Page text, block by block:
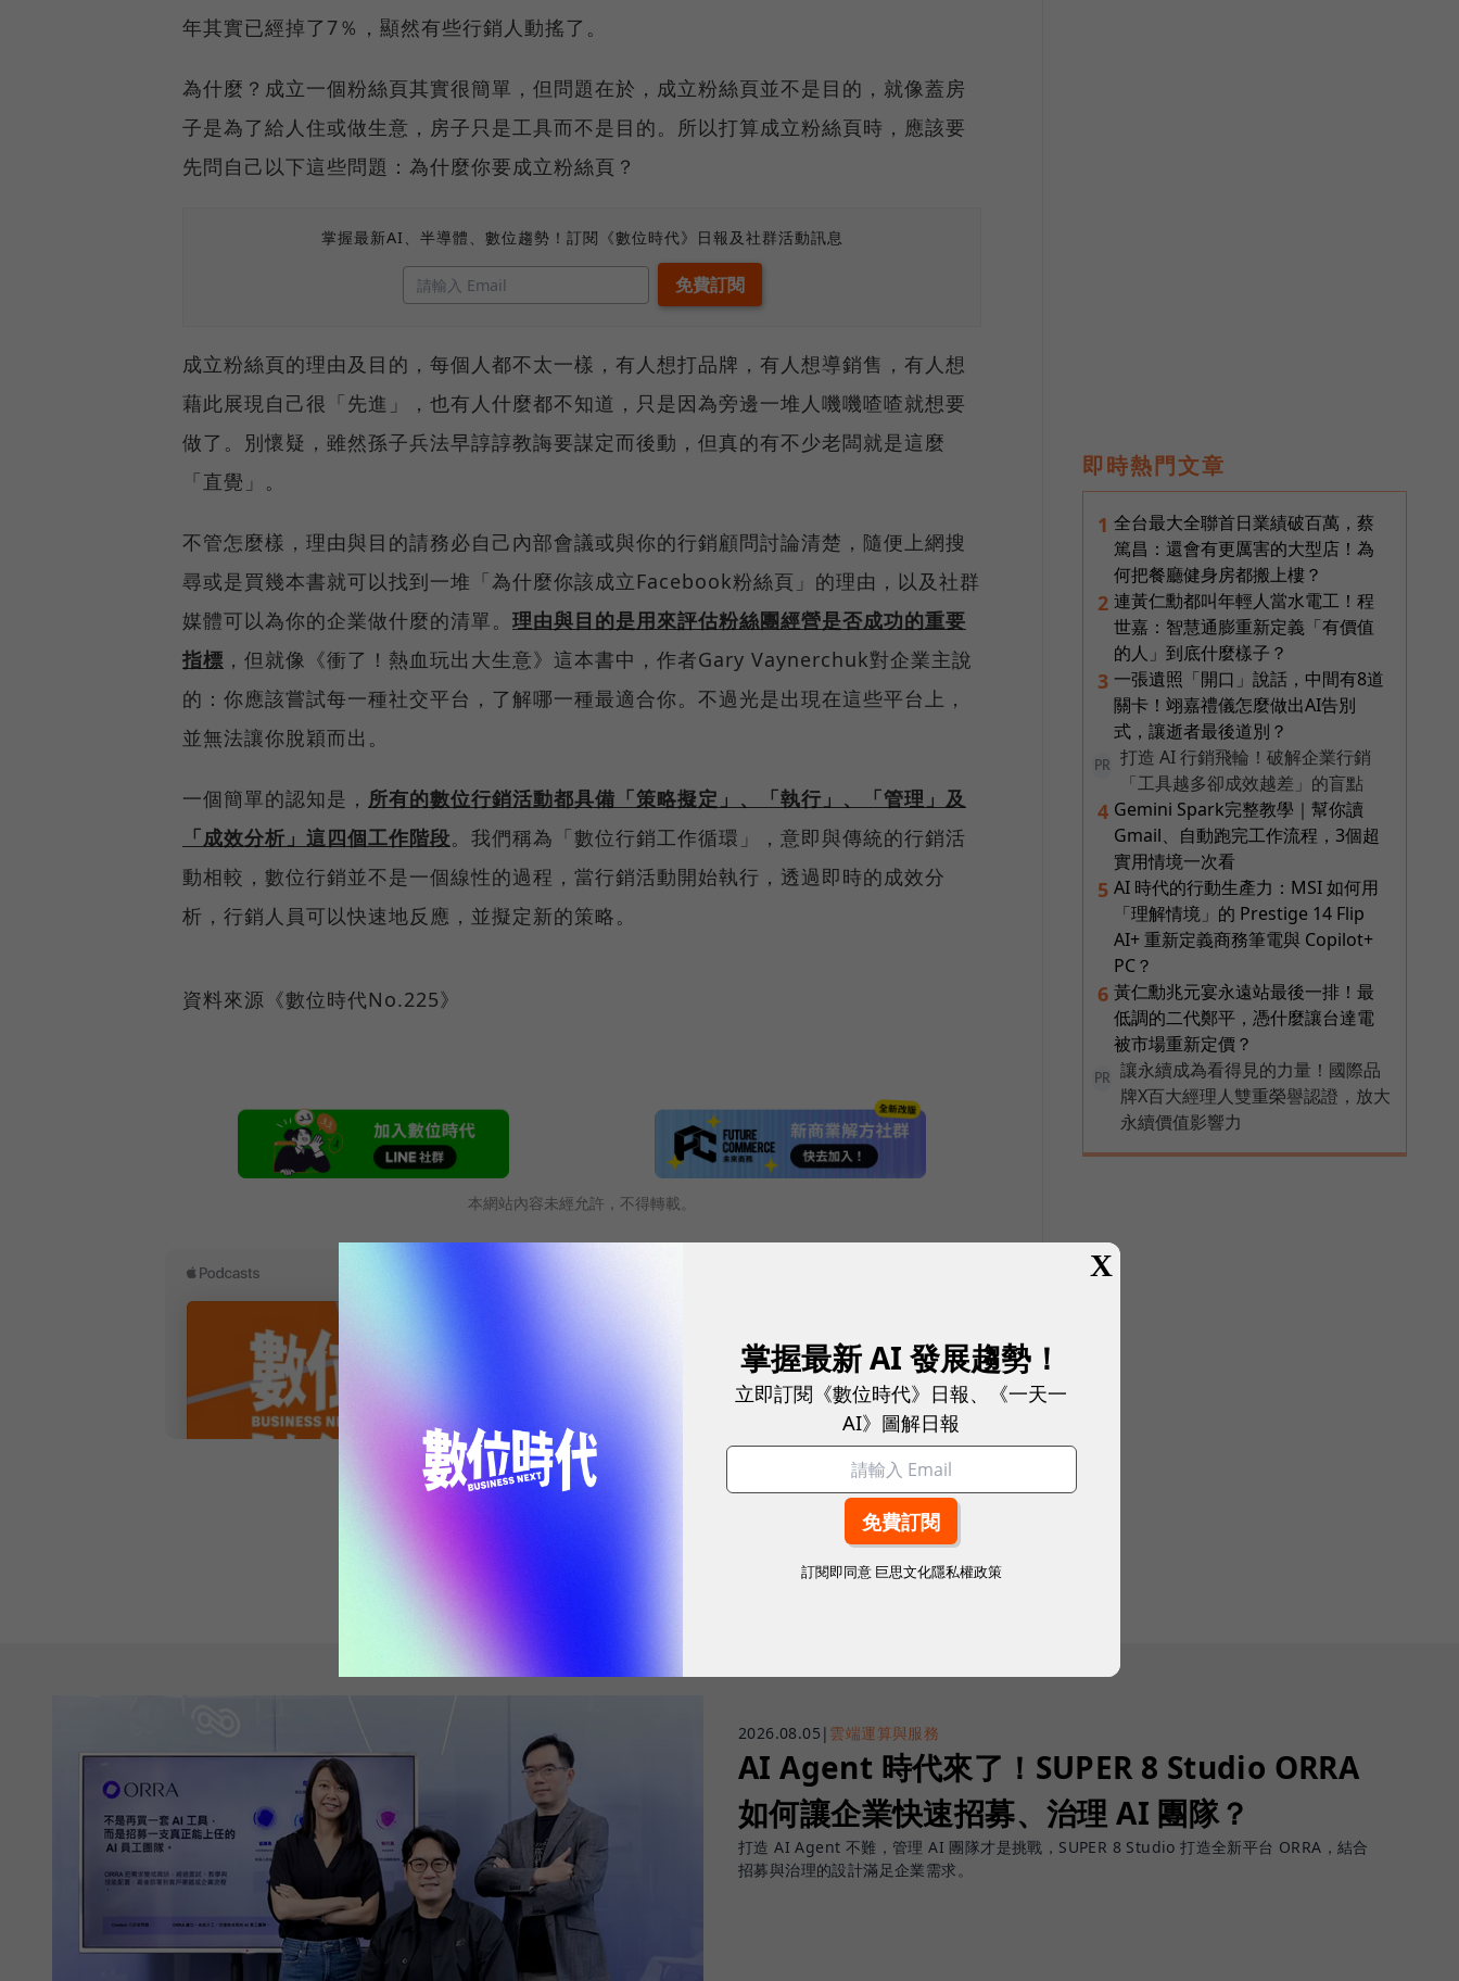
年其實已經掉了7％，顯然有些行銷人動搖了。
為什麼？成立一個粉絲頁其實很簡單，但問題在於，成立粉絲頁並不是目的，就像蓋房
子是為了給人住或做生意，房子只是工具而不是目的。所以打算成立粉絲頁時，應該要
先問自己以下這些問題：為什麼你要成立粉絲頁？
掌握最新AI、半導體、數位趨勢！訂閱《數位時代》日報及社群活動訊息
成立粉絲頁的理由及目的，每個人都不太一樣，有人想打品牌，有人想導銷售，有人想
藉此展現自己很「先進」，也有人什麼都不知道，只是因為旁邊一堆人嘰嘰喳喳就想要
做了。別懷疑，雖然孫子兵法早諄諄教誨要謀定而後動，但真的有不少老闆就是這麼
「直覺」。
不管怎麼樣，理由與目的請務必自己內部會議或與你的行銷顧問討論清楚，隨便上網搜
尋或是買幾本書就可以找到一堆「為什麼你該成立Facebook粉絲頁」的理由，以及社群
媒體可以為你的企業做什麼的清單。 理由與目的是用來評估粉絲團經營是否成功的重要
指標 ，但就像《衝了！熱血玩出大生意》這本書中，作者Gary Vaynerchuk對企業主說
的：你應該嘗試每一種社交平台，了解哪一種最適合你。不過光是出現在這些平台上，
並無法讓你脫穎而出。
一個簡單的認知是， 所有的數位行銷活動都具備「策略擬定」、「執行」、「管理」及
「成效分析」這四個工作階段。我們稱為「數位行銷工作循環」，意即與傳統的行銷活
動相較，數位行銷並不是一個線性的過程，當行銷活動開始執行，透過即時的成效分
析，行銷人員可以快速地反應，並擬定新的策略。
資料來源《數位時代No.225》
本網站內容未經允許，不得轉載。
往下滑看下一篇文章
即時熱門文章
1 全台最大全聯首日業績破百萬，蔡
篤昌：還會有更厲害的大型店！為
何把餐廳健身房都搬上樓？
2 連黃仁勳都叫年輕人當水電工！程
世嘉：智慧通膨重新定義「有價值
的人」到底什麼樣子？
3 一張遺照「開口」說話，中間有8道
關卡！翊嘉禮儀怎麼做出AI告別
式，讓逝者最後道別？
PR
打造 AI 行銷飛輪！破解企業行銷
「工具越多卻成效越差」的盲點
4 Gemini Spark完整教學｜幫你讀
Gmail、自動跑完工作流程，3個超
實用情境一次看
5 AI 時代的行動生產力：MSI 如何用
「理解情境」的 Prestige 14 Flip
AI+ 重新定義商務筆電與 Copilot+
PC？
6 黃仁勳兆元宴永遠站最後一排！最
低調的二代鄭平，憑什麼讓台達電
被市場重新定價？
PR
讓永續成為看得見的力量！國際品
牌X百大經理人雙重榮譽認證，放大
永續價值影響力
2026.08.05 | 雲端運算與服務
AI Agent 時代來了！SUPER 8 Studio ORRA
如何讓企業快速招募、治理 AI 團隊？
打造 AI Agent 不難，管理 AI 團隊才是挑戰，SUPER 8 Studio 打造全新平台 ORRA，結合
招募與治理的設計滿足企業需求。
X
掌握最新 AI 發展趨勢！
立即訂閱《數位時代》日報、《一天一
AI》圖解日報
訂閱即同意 巨思文化隱私權政策